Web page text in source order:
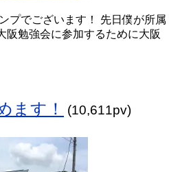
プでございます！ 先日僕が所属
阪勉強会に参加するために大阪
ます！ (10,611pv)